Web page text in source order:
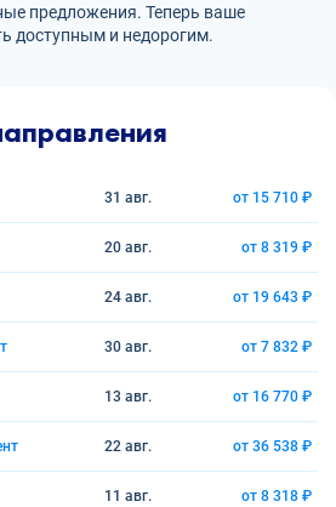
предложения. Теперь ваше
доступным и недорогим.
31 авг. от 15 710 ₽
20 авг. от 8 319 ₽
24 авг. от 19 643 ₽
30 авг. от 7 832 ₽
13 авг. от 16 770 ₽
22 авг. от 36 538 ₽
11 авг. от 8 318 ₽